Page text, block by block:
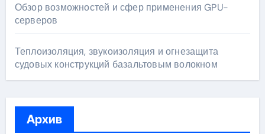
Обзор возможностей и сфер применения GPU-
серверов
Теплоизоляция, звукоизоляция и огнезащита
судовых конструкций базальтовым волокном
Архив